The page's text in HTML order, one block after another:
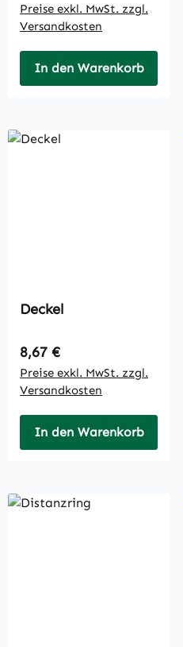
Preise exkl. MwSt. zzgl.
Versandkosten
In den Warenkorb
Deckel
Regulärer Preis:
8,67 €
Preise exkl. MwSt. zzgl.
Versandkosten
In den Warenkorb